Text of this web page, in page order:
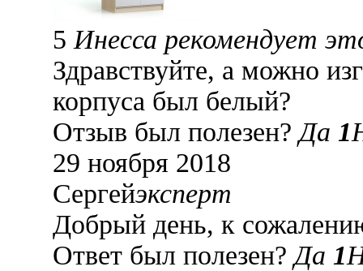
5 Инесса рекомендует
Здравствуйте, а можно
корпуса был белый?
Отзыв был полезен?Да 1
29 ноября 2018
Сергейэксперт
Добрый день, к
Ответ был полезен?Да 1